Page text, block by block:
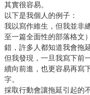
其實很容易。
以下是我個人的例子：
我以寫作維生，但我並非
至一篇全面性的部落格文
錯，許多人都知道我會拖延
但我發現，一旦我寫下前
續向前進，也更容易再寫
字。
採取行動會讓拖延引起的